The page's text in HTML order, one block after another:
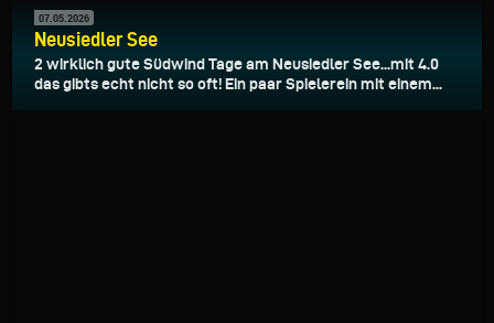
07.05.2026
Neusiedler See
2 wirklich gute Südwind Tage am Neusiedler See...mit 4.0
das gibts echt nicht so oft! Ein paar Spielerein mit einem...